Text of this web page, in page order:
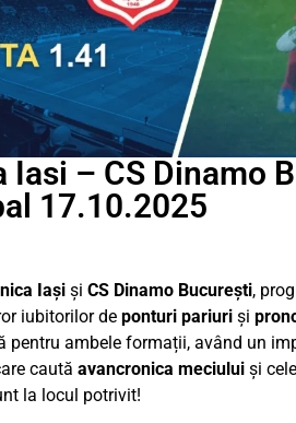
Iasi – CS Dinamo
17.10.2025
Iași și CS Dinamo București,
iubitorilor de ponturi pariuri și
pentru ambele formații, având un
caută avancronica meciului și
la locul potrivit!